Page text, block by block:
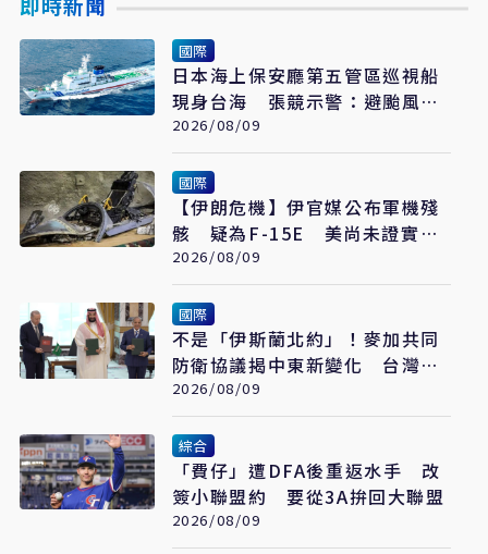
國際
日本海上保安廳第五管區巡視船
現身台海 張競示警：避颱風也
要關注航行動向
2026/08/09
國際
【伊朗危機】伊官媒公布軍機殘
骸 疑為F-15E 美尚未證實遭
擊落
2026/08/09
國際
不是「伊斯蘭北約」！麥加共同
防衛協議揭中東新變化 台灣該
看懂「多層次安全」
2026/08/09
綜合
「費仔」遭DFA後重返水手 改
簽小聯盟約 要從3A拚回大聯盟
2026/08/09